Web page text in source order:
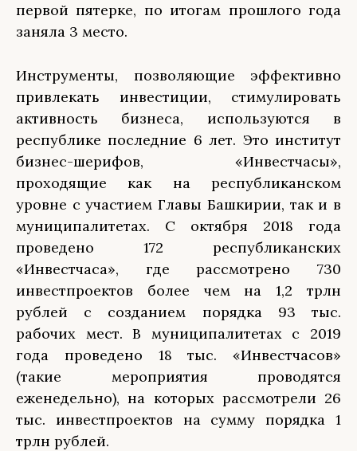
первой пятерке, по итогам прошлого года
заняла 3 место.
Инструменты, позволяющие эффективно
привлекать инвестиции, стимулировать
активность бизнеса, используются в
республике последние 6 лет. Это институт
бизнес-шерифов, «Инвестчасы»,
проходящие как на республиканском
уровне с участием Главы Башкирии, так и в
муниципалитетах. С октября 2018 года
проведено 172 республиканских
«Инвестчаса», где рассмотрено 730
инвестпроектов более чем на 1,2 трлн
рублей с созданием порядка 93 тыс.
рабочих мест. В муниципалитетах с 2019
года проведено 18 тыс. «Инвестчасов»
(такие мероприятия проводятся
еженедельно), на которых рассмотрели 26
тыс. инвестпроектов на сумму порядка 1
трлн рублей.